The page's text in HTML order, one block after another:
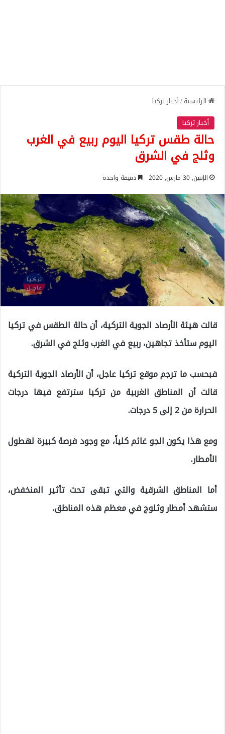
الرئيسية/أخبار تركيا
أخبار تركيا
حالة طقس تركيا اليوم ربيع في الغرب
وثلج في الشرق
الإثنين, 30 مارس, 2020 دقيقة واحدة
قالت هيئة الأرصاد الجوية التركية، أن حالة الطقس في تركيا
اليوم ستأخذ تجاهين، ربيع في الغرب وثلج في الشرق.
فبحسب ما ترجم موقع تركيا عاجل، أن الأرصاد الجوية التركية
قالت أن المناطق الغربية من تركيا سترتفع فيها درجات
الحرارة من 2 إلى 5 درجات.
ومع هذا يكون الجو غائم كلياً، مع وجود فرصة كبيرة لهطول
الأمطار.
أما المناطق الشرقية والتي تبقى تحت تأثير المنخفض،
ستشهد أمطار وثلوج في معظم هذه المناطق.